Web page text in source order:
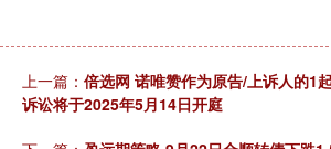
上一篇： 倍选网 诺唯赞作为原告/上诉人的1
诉讼将于2025年5月14日开庭